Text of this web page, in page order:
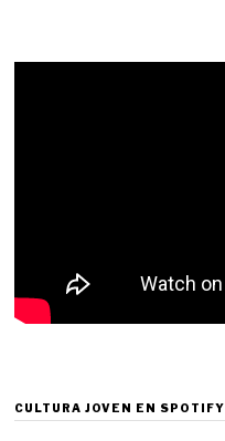
CULTURA JOVEN EN SPOTIFY